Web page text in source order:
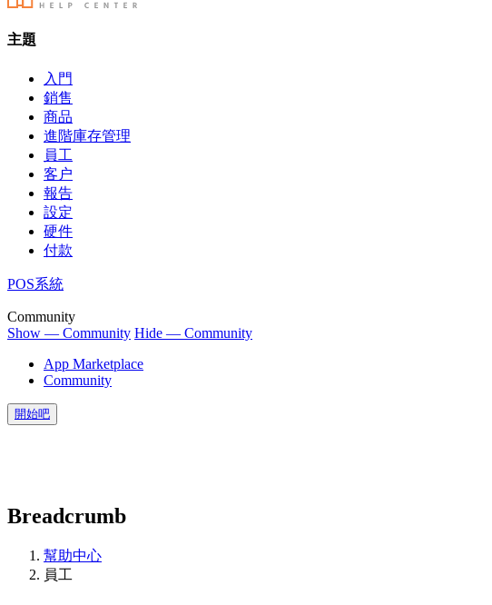
主題
入門
銷售
商品
進階庫存管理
員工
客户
報告
設定
硬件
付款
POS系統
Community
Show — Community Hide — Community
App Marketplace
Community
開始吧
Breadcrumb
幫助中心
員工